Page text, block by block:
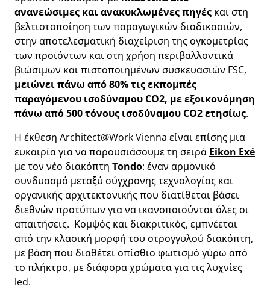
ανανεώσιμες και ανακυκλωμένες πηγές και στη
βελτιστοποίηση των παραγωγικών διαδικασιών,
στην αποτελεσματική διαχείριση της ογκομετρίας
των προϊόντων και στη χρήση περιβαλλοντικά
βιώσιμων και πιστοποιημένων συσκευασιών FSC,
μειώνει πάνω από 80% τις εκπομπές
παραγόμενου ισοδύναμου CO2, με εξοικονόμηση
πάνω από 500 τόνους ισοδύναμου CO2 ετησίως.
Η έκθεση Architect@Work Vienna είναι επίσης μια
ευκαιρία για να παρουσιάσουμε τη σειρά Eikon Exé
με τον νέο διακόπτη Tondo: έναν αρμονικό
συνδυασμό μεταξύ σύγχρονης τεχνολογίας και
οργανικής αρχιτεκτονικής που διατίθεται βάσει
διεθνών προτύπων για να ικανοποιούνται όλες οι
απαιτήσεις. Κομψός και διακριτικός, εμπνέεται
από την κλασική μορφή του στρογγυλού διακόπτη,
με βάση που διαθέτει οπίσθιο φωτισμό γύρω από
το πλήκτρο, με διάφορα χρώματα για τις λυχνίες
led.